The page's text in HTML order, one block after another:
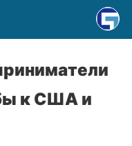
к США и